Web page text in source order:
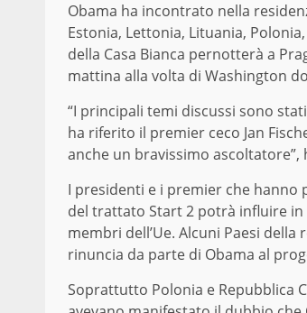
Obama ha incontrato nella
Estonia, Lettonia, Lituania,
della Casa Bianca pernotterà a
mattina alla volta di Washington
“I principali temi discussi sono
ha riferito il premier ceco Jan
anche un bravissimo
I presidenti e i premier che hanno
del trattato Start 2 potrà influire in
membri dell’Ue. Alcuni Paesi
rinuncia da parte di Obama al
Soprattutto Polonia e Repubblica